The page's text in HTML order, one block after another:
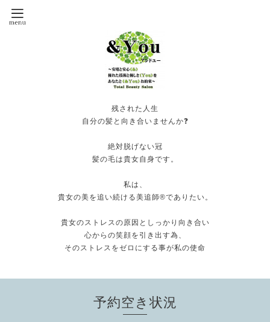
残された人生
自分の髪と向き合いませんか❓
絶対脱げない冠
髪の毛は貴女自身です。
私は、
貴女の美を追い続ける美追師®️でありたい。
貴女のストレスの原因としっかり向き合い
心からの笑顔を引き出す為、
そのストレスをゼロにする事が私の使命
予約空き状況